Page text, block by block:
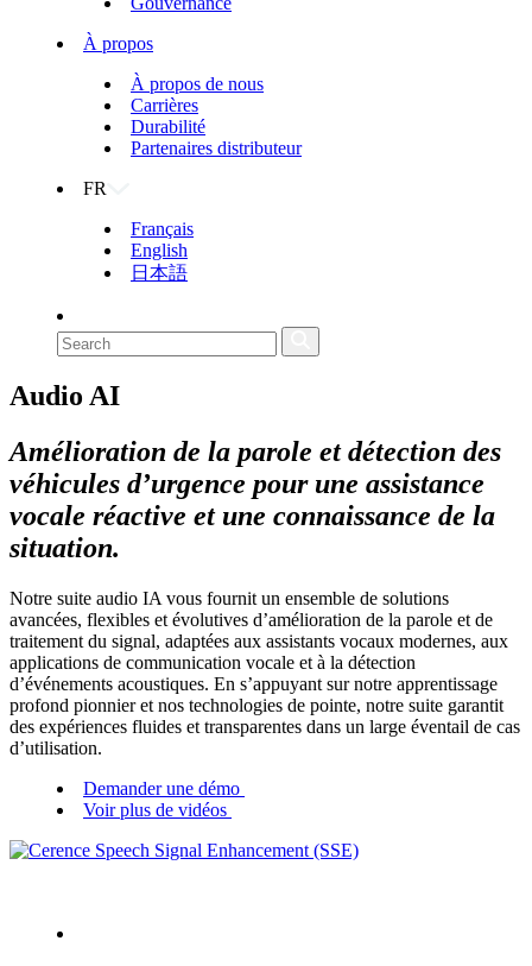
À propos
À propos de nous
Carrières
Durabilité
Partenaires distributeur
FR
Français
English
日本語
Audio AI
Amélioration de la parole et détection des
véhicules d’urgence pour une assistance
vocale réactive et une connaissance de la
situation.
Notre suite audio IA vous fournit un ensemble de solutions
avancées, flexibles et évolutives d’amélioration de la parole et de
traitement du signal, adaptées aux assistants vocaux modernes, aux
applications de communication vocale et à la détection
d’événements acoustiques. En s’appuyant sur notre apprentissage
profond pionnier et nos technologies de pointe, notre suite garantit
des expériences fluides et transparentes dans un large éventail de cas
d’utilisation.
Demander une démo
Voir plus de vidéos